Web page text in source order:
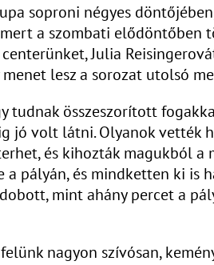
soproni négyes
mert a szombati
Julia
lesz a sorozat utolsó
tudnak összeszorított
volt látni. Olyanok vették
és kihozták magukból
pályán, és mindketten ki is
mint ahány percet a
nagyon szívósan,